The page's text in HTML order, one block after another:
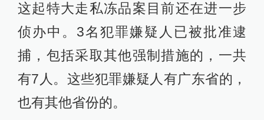
这起特大走私冻品案目前还在进一步
侦办中。3名犯罪嫌疑人已被批准逮
捕，包括采取其他强制措施的，一共
有7人。这些犯罪嫌疑人有广东省的，
也有其他省份的。